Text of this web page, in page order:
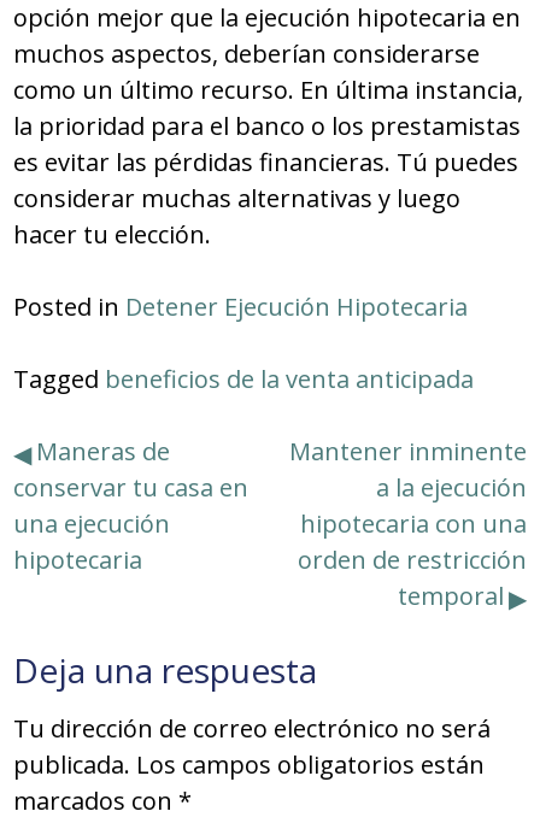
opción mejor que la ejecución hipotecaria en
muchos aspectos, deberían considerarse
como un último recurso. En última instancia,
la prioridad para el banco o los prestamistas
es evitar las pérdidas financieras. Tú puedes
considerar muchas alternativas y luego
hacer tu elección.
Posted in Detener Ejecución Hipotecaria
Tagged beneficios de la venta anticipada
Navegación
de
entradas
Maneras de
conservar tu casa en
una ejecución
hipotecaria
Mantener inminente
a la ejecución
hipotecaria con una
orden de restricción
temporal
Deja una respuesta
Tu dirección de correo electrónico no será
publicada. Los campos obligatorios están
marcados con *